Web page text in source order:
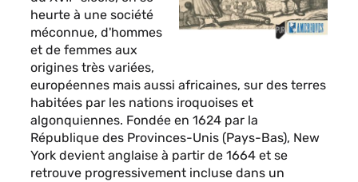
heurte à une société
méconnue, d'hommes
et de femmes aux
origines très variées,
européennes mais aussi africaines, sur des terres
habitées par les nations iroquoises et
algonquiennes. Fondée en 1624 par la
République des Provinces-Unis (Pays-Bas), New
York devient anglaise à partir de 1664 et se
retrouve progressivement incluse dans un